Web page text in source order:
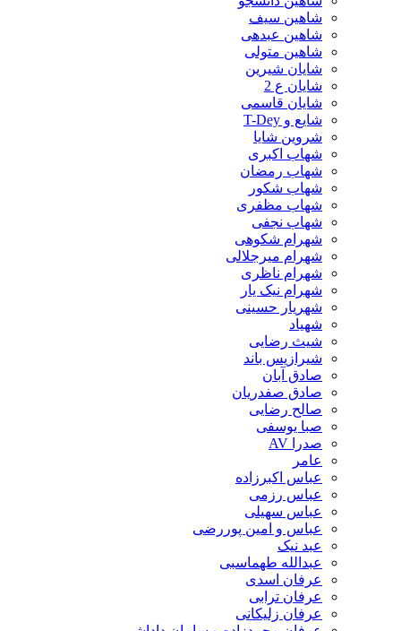
شاهین سیف
شاهین عبدهی
شاهین متولی
شایان شیرین
شایان ع 2
شایان قاسمی
شایع و T-Dey
شروین شایا
شهاب اکبری
شهاب رمضان
شهاب شکور
شهاب مظفری
شهاب نجفی
شهرام شکوهی
شهرام میرجلالی
شهرام ناظری
شهرام نیک یار
شهریار حسینی
شهیاد
شیث رضایی
شیرازیس باند
صادق آبان
صادق صفدریان
صالح رضایی
صبا یوسفی
صدرا AV
عامر
عباس اکبرزاده
عباس رزمی
عباس سهیلی
عباس و امین پوررضی
عبد نیک
عبدالله طهماسبی‎
عرفان اسدی
عرفان ترابی
عرفان زلیکانی